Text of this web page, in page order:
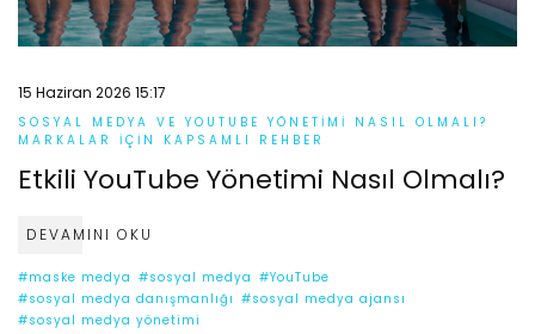
15 Haziran 2026 15:17
SOSYAL MEDYA VE YOUTUBE YÖNETIMI NASIL OLMALI?
MARKALAR İÇIN KAPSAMLI REHBER
Etkili YouTube Yönetimi Nasıl Olmalı?
DEVAMINI OKU
#maske medya #sosyal medya #YouTube
#sosyal medya danışmanlığı #sosyal medya ajansı
#sosyal medya yönetimi